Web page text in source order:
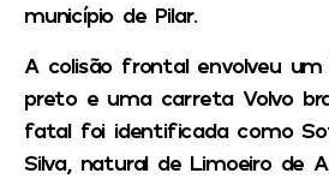
município de Pilar.
A colisão frontal envolveu um
preto e uma carreta Volvo
fatal foi identificada como
Silva, natural de Limoeiro de